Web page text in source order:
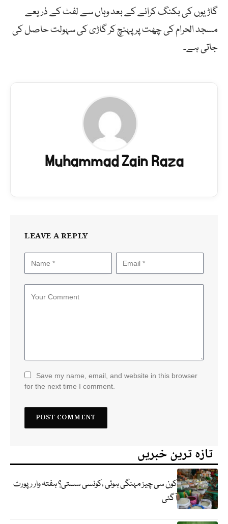
گاڑیوں کی بکنگ کرانے کے بعد وہاں سے لفٹ کے ذریعے
مسجد الحرام کی چھت پر پہنچ کر گاڑی کی سہولت حاصل کی
جاتی ہے۔
Muhammad Zain Raza
LEAVE A REPLY
Save my name, email, and website in this browser
for the next time I comment.
تازہ ترین خبریں
کون سی چیز مہنگی ہوئی ،کونسی سستی؟ ہفتہ وار رپورٹ
آگئی